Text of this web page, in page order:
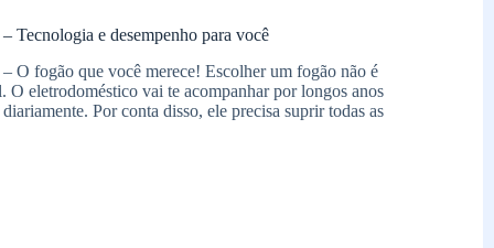
Tecnologia e desempenho para você
O fogão que você merece! Escolher um fogão não é
O eletrodoméstico vai te acompanhar por longos anos
Por conta disso, ele precisa suprir todas as